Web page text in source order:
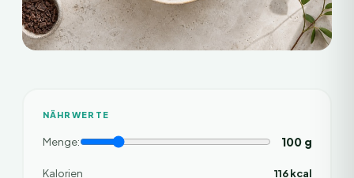
NÄHRWERTE
Menge: 100g
Kalorien
116 kcal